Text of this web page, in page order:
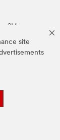
site
3M.